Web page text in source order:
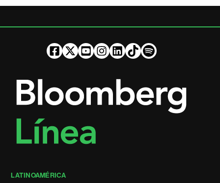
LATINOAMÉRICA